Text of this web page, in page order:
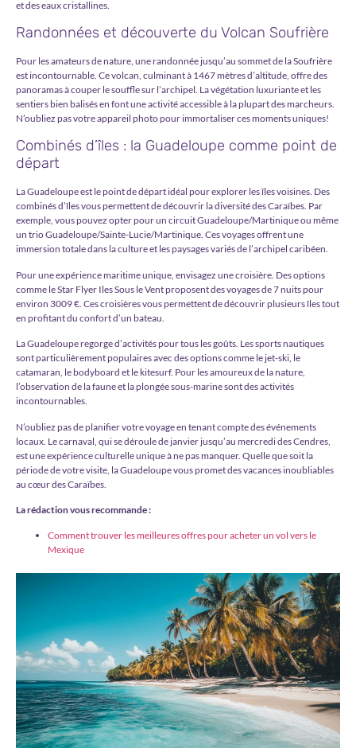
et des eaux cristallines.
Randonnées et découverte du Volcan Soufrière
Pour les amateurs de nature, une randonnée jusqu’au sommet de la Soufrière
est incontournable. Ce volcan, culminant à 1467 mètres d’altitude, offre des
panoramas à couper le souffle sur l’archipel. La végétation luxuriante et les
sentiers bien balisés en font une activité accessible à la plupart des marcheurs.
N’oubliez pas votre appareil photo pour immortaliser ces moments uniques!
Combinés d’îles : la Guadeloupe comme point de
départ
La Guadeloupe est le point de départ idéal pour explorer les îles voisines. Des
combinés d’îles vous permettent de découvrir la diversité des Caraïbes. Par
exemple, vous pouvez opter pour un circuit Guadeloupe/Martiniqueou même
un trio Guadeloupe/Sainte-Lucie/Martinique. Ces voyages offrent une
immersion totale dans la culture et les paysages variés de l’archipel caribéen.
Pour une expérience maritime unique, envisagez une croisière. Des options
comme le Star Flyer Iles Sous le Vent proposent des voyages de 7 nuits pour
environ 3009 €. Ces croisières vous permettent de découvrir plusieurs îles tout
en profitant du confort d’un bateau.
La Guadeloupe regorge d’activités pour tous les goûts. Les sports nautiques
sont particulièrement populaires avec des options comme le jet-ski, le
catamaran, le bodyboard et le kitesurf. Pour les amoureux de la nature,
l’observation de la faune et la plongée sous-marine sont des activités
incontournables.
N’oubliez pas de planifier votre voyage en tenant compte des événements
locaux. Le carnaval, qui se déroule de janvier jusqu’au mercredi des Cendres,
est une expérience culturelle unique à ne pas manquer. Quelle que soit la
période de votre visite, la Guadeloupe vous promet des vacances inoubliables
au cœur des Caraïbes.
La rédaction vous recommande :
Comment trouver les meilleures offres pour acheter un vol vers le
Mexique